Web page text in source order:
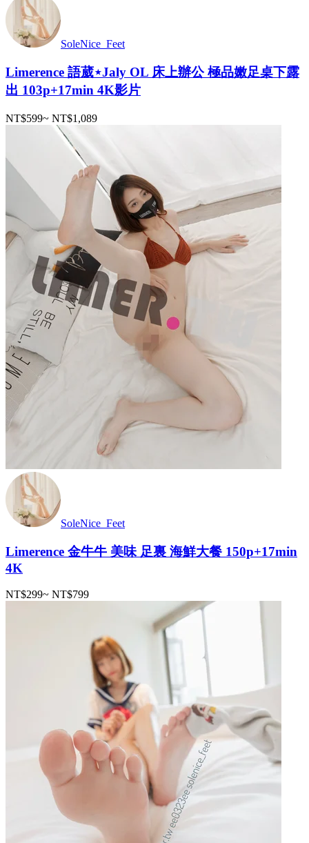
SoleNice_Feet
Limerence 語葳⋆Jaly OL 床上辦公 極品嫩足桌下露
出 103p+17min 4K影片
NT$599~ NT$1,089
SoleNice_Feet
Limerence 金牛牛 美味 足裏 海鮮大餐 150p+17min
4K
NT$299~ NT$799